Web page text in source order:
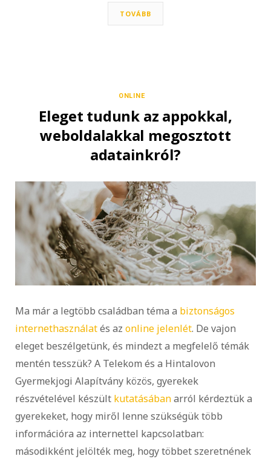
TOVÁBB
ONLINE
Eleget tudunk az appokkal,
weboldalakkal megosztott
adatainkról?
Ma már a legtöbb családban téma a biztonságos
internethasználatés az online jelenlét. De vajon
eleget beszélgetünk, és mindezt a megfelelő témák
mentén tesszük? A Telekom és a Hintalovon
Gyermekjogi Alapítvány közös, gyerekek
részvételével készült kutatásábanarról kérdeztük a
gyerekeket, hogy miről lenne szükségük több
információra az internettel kapcsolatban:
másodikként jelölték meg, hogy többet szeretnének